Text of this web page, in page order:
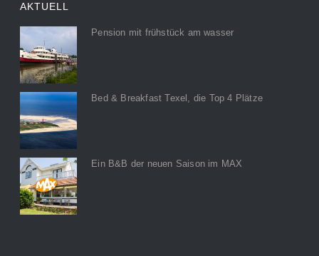
AKTUELL
Pension mit frühstück am wasser
Bed & Breakfast Texel, die Top 4 Plätze
Ein B&B der neuen Saison im MAX